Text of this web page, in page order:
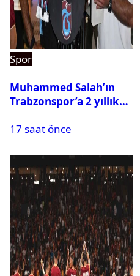
Spor
Muhammed Salah’ın
Trabzonspor’a 2 yıllık
17 saat önce